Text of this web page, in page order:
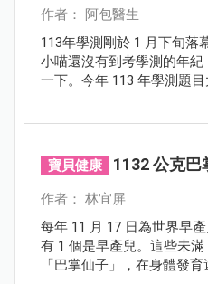
作者： 阿包醫生
113年學測剛於 1 月下旬落
小喵還沒有到考學測的年
一下。今年 113 年學測題
寶貝健康 1132 公克巴
作者： 林宜屏
每年 11 月 17 日為世界早
有 1 個是早產兒。這些未滿
「巴掌仙子」，在身體發